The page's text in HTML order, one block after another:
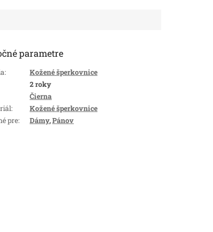
parametre
:
Kožené šperkovnice
2 roky
Čierna
:
Kožené šperkovnice
pre: Dámy,Pánov